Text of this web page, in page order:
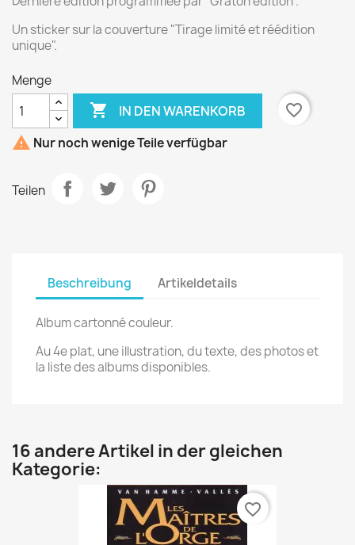
Un sticker sur la couverture "Tirage limité et réédition
unique".
Menge
 IN DEN WARENKORB
favorite_border
 Nur noch wenige Teile verfügbar
Teilen
Beschreibung Artikeldetails
Album cartonné couleur.
Au 4e plat, une illustration, du texte, des photos et
la liste des albums disponibles.
16 andere Artikel in der gleichen
Kategorie:
favorite_border